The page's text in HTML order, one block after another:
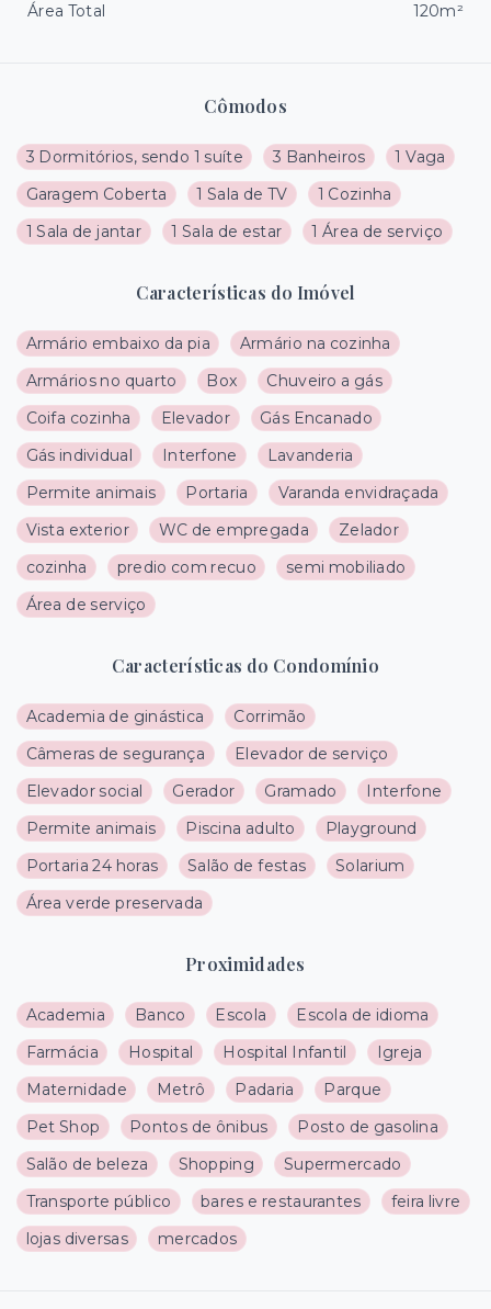
Cômodos
3 Dormitórios, sendo 1 suíte 3 Banheiros
1 Vaga
Garagem Coberta
1 Sala de TV
1 Cozinha
1 Sala de jantar
1 Sala de estar 1 Área de serviço
Características do Imóvel
Armário embaixo da pia
Armário na cozinha
Armários no quarto
Box
Chuveiro a gás
Coifa cozinha
Elevador
Gás Encanado
Gás individual
Interfone
Lavanderia
Permite animais
Portaria
Varanda envidraçada
Vista exterior
WC de empregada
Zelador
cozinha
predio com recuo
semi mobiliado
Área de serviço
Características do Condomínio
Academia de ginástica
Corrimão
Câmeras de segurança
Elevador de serviço
Elevador social
Gerador Gramado
Interfone
Permite animais
Piscina adulto
Playground
Portaria 24 horas
Salão de festas
Solarium
Área verde preservada
Proximidades
Academia Banco Escola
Escola de idioma
Farmácia
Hospital Hospital Infantil
Igreja
Maternidade
Metrô Padaria
Parque
Pet Shop
Pontos de ônibus
Posto de gasolina
Salão de beleza
Shopping
Supermercado
Transporte público
bares e restaurantes
feira livre
lojas diversas
mercados
Área Total
120m²